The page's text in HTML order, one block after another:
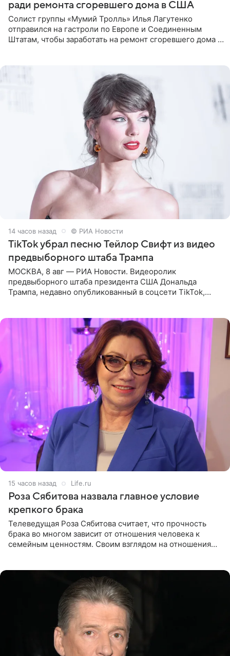
ради ремонта сгоревшего дома в США
Солист группы «Мумий Тролль» Илья Лагутенко
отправился на гастроли по Европе и Соединенным
Штатам, чтобы заработать на ремонт сгоревшего дома в
14 часов назад © РИА Новости
TikTok убрал песню Тейлор Свифт из видео
предвыборного штаба Трампа
МОСКВА, 8 авг — РИА Новости. Видеоролик
предвыборного штаба президента США Дональда
Трампа, недавно опубликованный в соцсети TikTok,
15 часов назад Life.ru
Роза Сябитова назвала главное условие
крепкого брака
Телеведущая Роза Сябитова считает, что прочность
брака во многом зависит от отношения человека к
семейным ценностям. Своим взглядом на отношения